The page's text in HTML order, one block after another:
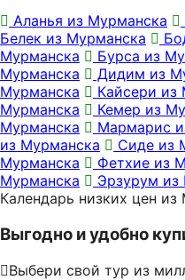
Аланья из Мурманска
Белек из Мурманска
Мурманска
Бурса из
Мурманска
Дидим из
Мурманска
Кайсери из
Мурманска
Кемер из
Мурманска
Мармарис
из Мурманска
Сиде из
Мурманска
Фетхие из
Мурманска
Эрзурум из
Календарь низких цен
Выгодно и удобно
Выбери свой тур из